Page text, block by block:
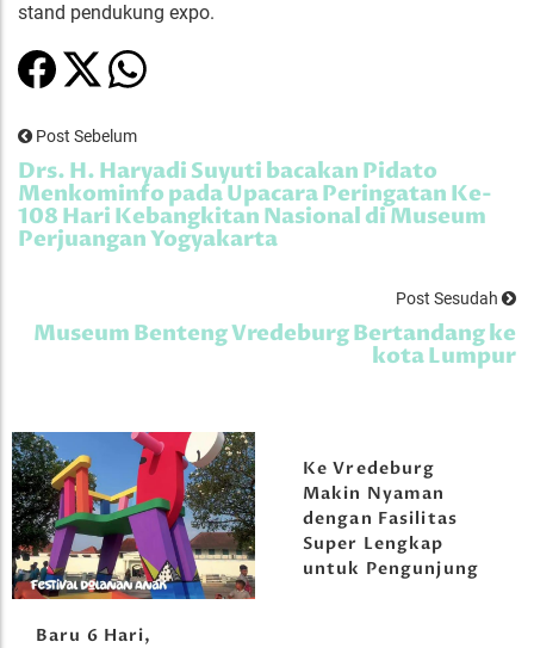
stand pendukung expo.
Post Sebelum
Drs. H. Haryadi Suyuti bacakan Pidato
Menkominfo pada Upacara Peringatan Ke-
108 Hari Kebangkitan Nasional di Museum
Perjuangan Yogyakarta
Post Sesudah
Museum Benteng Vredeburg Bertandang ke
kota Lumpur
Baru 6 Hari,
Ke Vredeburg
Makin Nyaman
dengan Fasilitas
Super Lengkap
untuk Pengunjung